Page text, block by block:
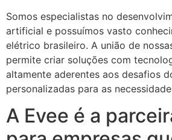
Somos especialistas no
artificial e possuímos vasto
elétrico brasileiro. A união de
permite criar soluções com
altamente aderentes aos desafios
personalizadas para as
A Evee é a